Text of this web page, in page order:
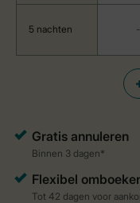
5 nachten -